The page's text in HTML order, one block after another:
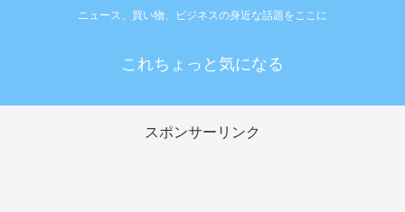
ニュース、買い物、ビジネスの身近な話題をここに
これちょっと気になる
スポンサーリンク